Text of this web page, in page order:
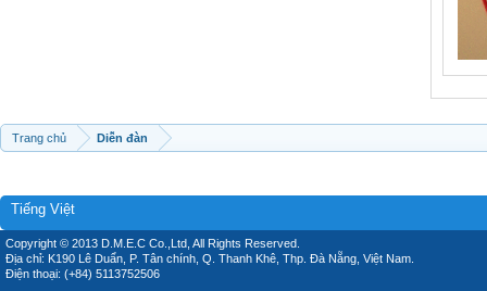
Trang chủ Diễn đàn
Tiếng Việt
Copyright © 2013 D.M.E.C Co.,Ltd, All Rights Reserved.
Địa chỉ: K190 Lê Duẩn, P. Tân chính, Q. Thanh Khê, Thp. Đà Nẵng, Việt Nam.
Điện thoại: (+84) 5113752506